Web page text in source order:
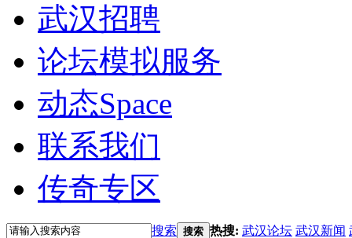
武汉招聘
论坛模拟服务
动态Space
联系我们
传奇专区
搜索 搜索 热搜: 武汉论坛 武汉新闻